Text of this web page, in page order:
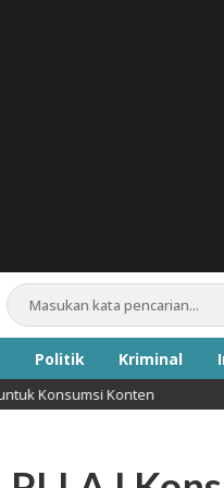
Politik Kriminal
Konten